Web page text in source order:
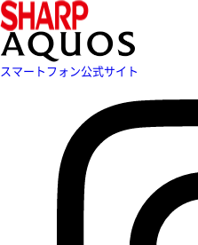
スマートフォン公式サイト